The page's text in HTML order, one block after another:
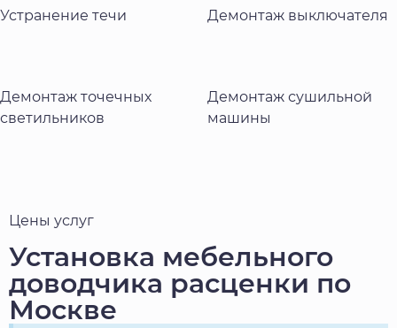
Устранение течи Демонтаж выключателя
Демонтаж точечных
светильников
Демонтаж сушильной
машины
Цены услуг
Установка мебельного
доводчика расценки по
Москве